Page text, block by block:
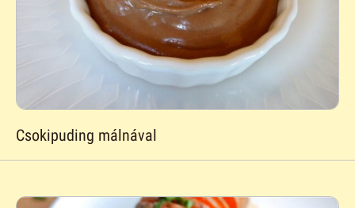
Csokipuding málnával